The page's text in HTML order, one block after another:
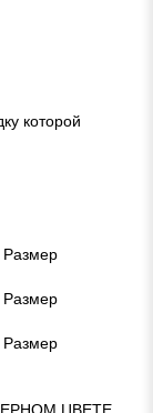
которой
Размер
Размер
Размер